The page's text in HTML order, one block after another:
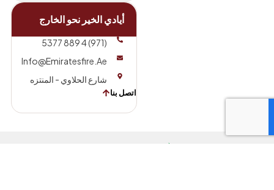
أيادي الخير نحو الخارج
Info@emiratesfire.ae
شارع الحلاوي - المنتزه
اتصل بنا